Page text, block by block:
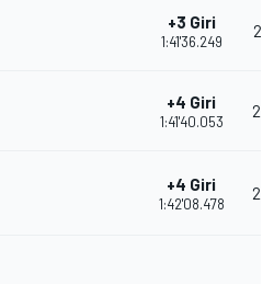
+3 Giri
1:41'36.249
+4 Giri
1:41'40.053
+4 Giri
1:42'08.478